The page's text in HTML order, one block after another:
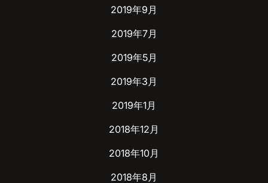
2019年9月
2019年7月
2019年5月
2019年3月
2019年1月
2018年12月
2018年10月
2018年8月